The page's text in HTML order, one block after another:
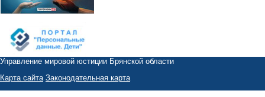
Управление мировой юстиции Брянской области
Карта сайта Законодательная карта